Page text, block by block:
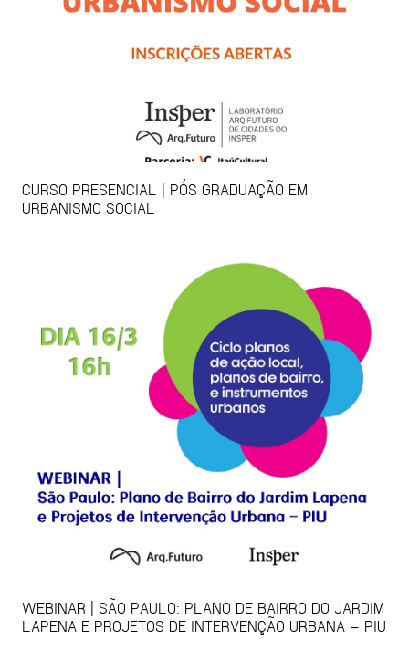
CURSO PRESENCIAL | PÓS GRADUAÇÃO EM
URBANISMO SOCIAL
WEBINAR | SÃO PAULO: PLANO DE BAIRRO DO JARDIM
LAPENA E PROJETOS DE INTERVENÇÃO URBANA – PIU